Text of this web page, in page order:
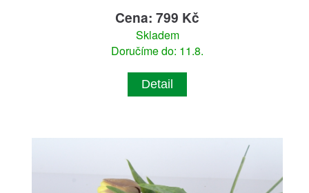
Cena: 799 Kč
Skladem
Doručíme do: 11.8.
Detail